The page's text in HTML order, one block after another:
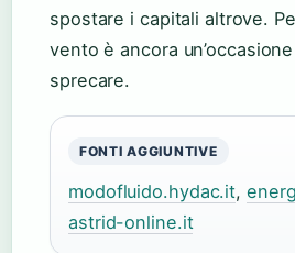
spostare i capitali altrove.
vento è ancora
sprecare.
FONTI AGGIUNTIVE
modofluido.hydac.it,
astrid-online.it